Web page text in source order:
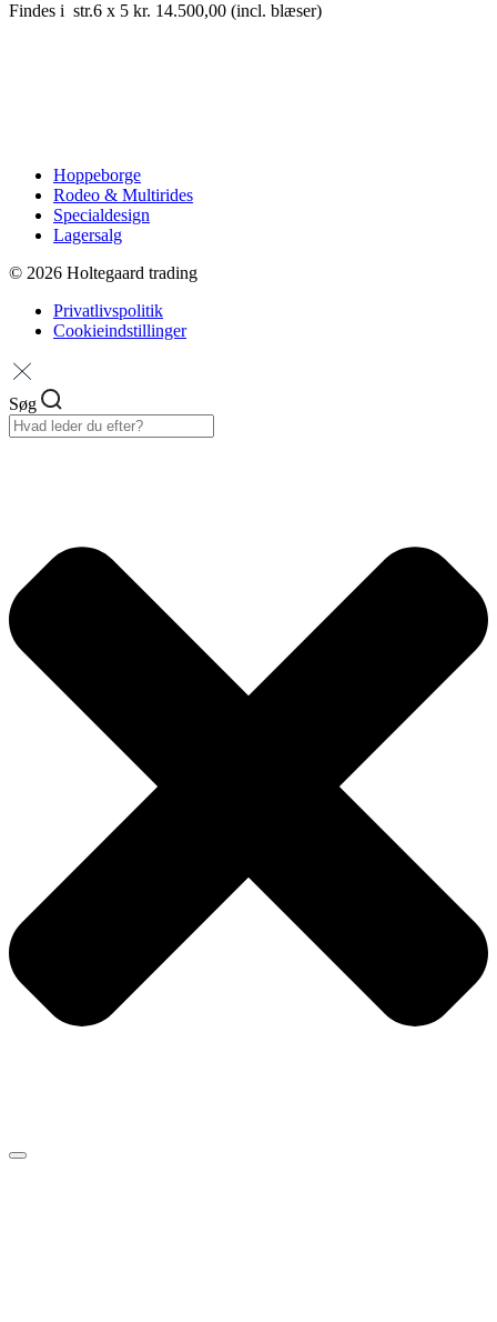
Findes i str.6 x 5 kr. 14.500,00 (incl. blæser)
Hoppeborge
Rodeo & Multirides
Specialdesign
Lagersalg
© 2026 Holtegaard trading
Privatlivspolitik
Cookieindstillinger
Søg